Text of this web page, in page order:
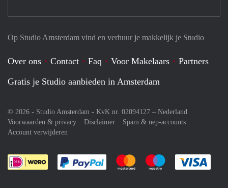
Op Studio Amsterdam vind en verhuur je makkelijk je Studio
Over ons Contact Faq Voor Makelaars
Partners
Gratis je Studio aanbieden in Amsterdam
© 2026 - Studio Amsterdam - KvK nr. 02094127 – Nederland
Voorwaarden & privacy
Disclaimer
Spam & nep-accounts
Account verwijderen
Je rekent gemakkelijk af met Paypal
Je rekent gemakkelijk af met
Je rekent